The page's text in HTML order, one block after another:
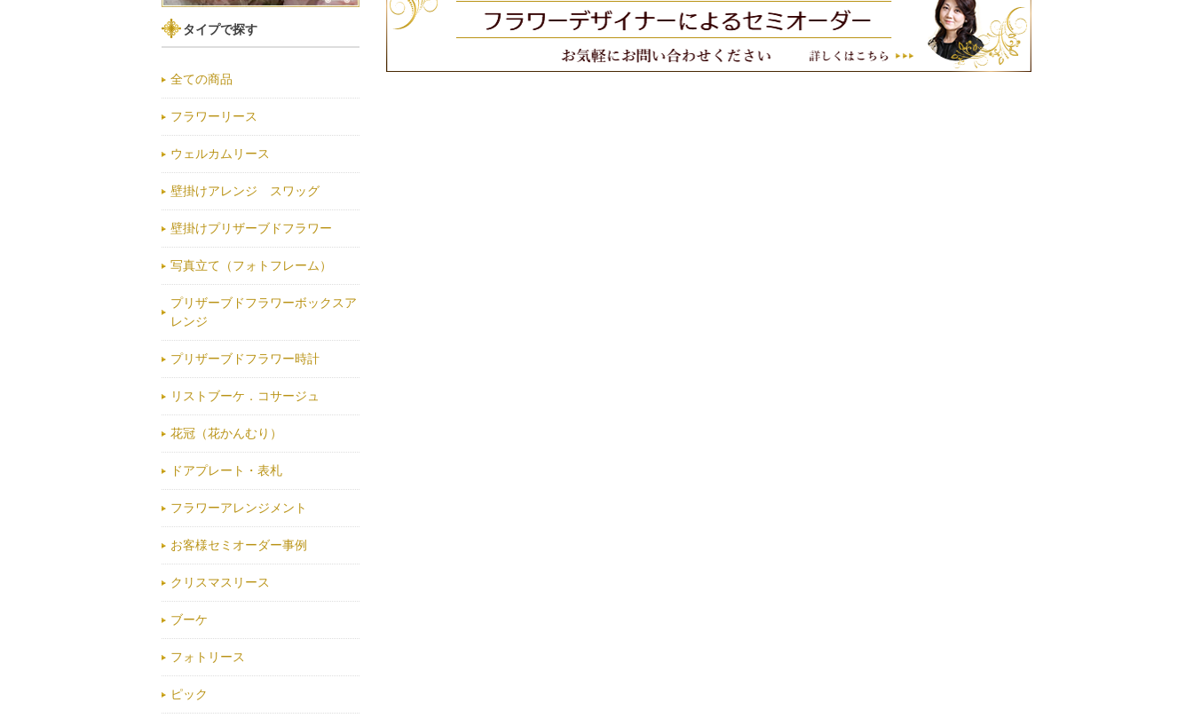
タイプで探す
全ての商品
フラワーリース
ウェルカムリース
壁掛けアレンジ スワッグ
壁掛けプリザーブドフラワー
写真立て（フォトフレーム）
プリザーブドフラワーボックスア
レンジ
プリザーブドフラワー時計
リストブーケ．コサージュ
花冠（花かんむり）
ドアプレート・表札
フラワーアレンジメント
お客様セミオーダー事例
クリスマスリース
ブーケ
フォトリース
ピック